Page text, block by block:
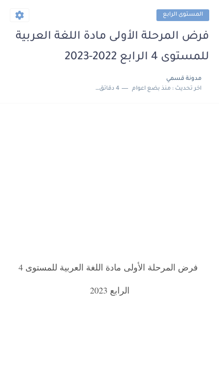
المستوى الرابع
فرض المرحلة الأولى مادة اللغة العربية
للمستوى 4 الرابع 2022-2023
مدونة قسمي
اخر تحديث :منذ بضع اعوام 4 دقائق للقراءة
فرض المرحلة الأولى مادة اللغة العربية للمستوى 4
الرابع 2023